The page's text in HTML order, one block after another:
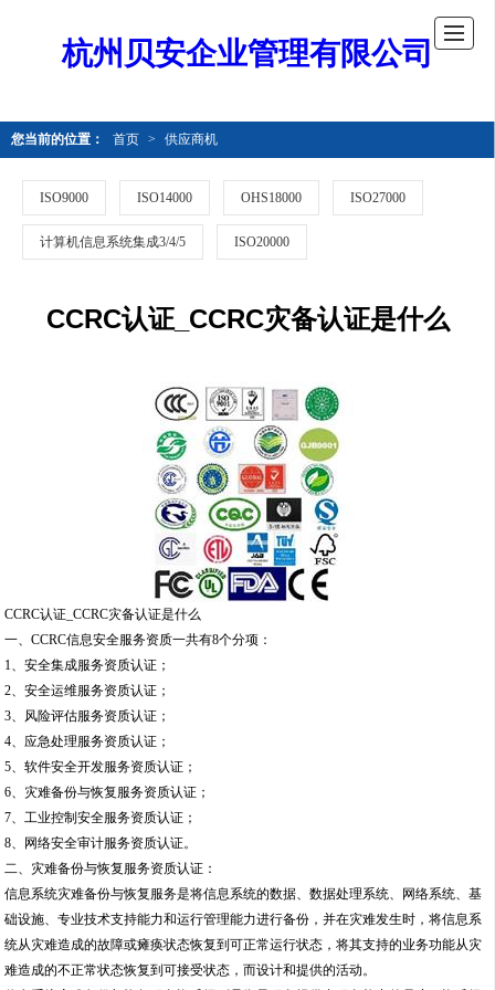
杭州贝安企业管理有限公司
您当前的位置： 首页 > 供应商机
ISO9000 ISO14000 OHS18000 ISO27000
计算机信息系统集成3/4/5 ISO20000
CCRC认证_CCRC灾备认证是什么
CCRC认证_CCRC灾备认证是什么
一、CCRC信息安全服务资质一共有8个分项：
1、安全集成服务资质认证；
2、安全运维服务资质认证；
3、风险评估服务资质认证；
4、应急处理服务资质认证；
5、软件安全开发服务资质认证；
6、灾难备份与恢复服务资质认证；
7、工业控制安全服务资质认证；
8、网络安全审计服务资质认证。
二、灾难备份与恢复服务资质认证：
信息系统灾难备份与恢复服务是将信息系统的数据、数据处理系统、网络系统、基
础设施、专业技术支持能力和运行管理能力进行备份，并在灾难发生时，将信息系
统从灾难造成的故障或瘫痪状态恢复到可正常运行状态，将其支持的业务功能从灾
难造成的不正常状态恢复到可接受状态，而设计和提供的活动。